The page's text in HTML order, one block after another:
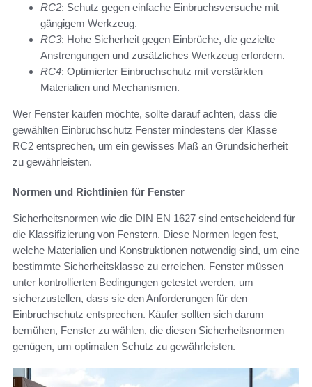
RC2: Schutz gegen einfache Einbruchsversuche mit
gängigem Werkzeug.
RC3: Hohe Sicherheit gegen Einbrüche, die gezielte
Anstrengungen und zusätzliches Werkzeug erfordern.
RC4: Optimierter Einbruchschutz mit verstärkten
Materialien und Mechanismen.
Wer Fenster kaufen möchte, sollte darauf achten, dass die
gewählten Einbruchschutz Fenster mindestens der Klasse
RC2 entsprechen, um ein gewisses Maß an Grundsicherheit
zu gewährleisten.
Normen und Richtlinien für Fenster
Sicherheitsnormen wie die DIN EN 1627 sind entscheidend für
die Klassifizierung von Fenstern. Diese Normen legen fest,
welche Materialien und Konstruktionen notwendig sind, um eine
bestimmte Sicherheitsklasse zu erreichen. Fenster müssen
unter kontrollierten Bedingungen getestet werden, um
sicherzustellen, dass sie den Anforderungen für den
Einbruchschutz entsprechen. Käufer sollten sich darum
bemühen, Fenster zu wählen, die diesen Sicherheitsnormen
genügen, um optimalen Schutz zu gewährleisten.